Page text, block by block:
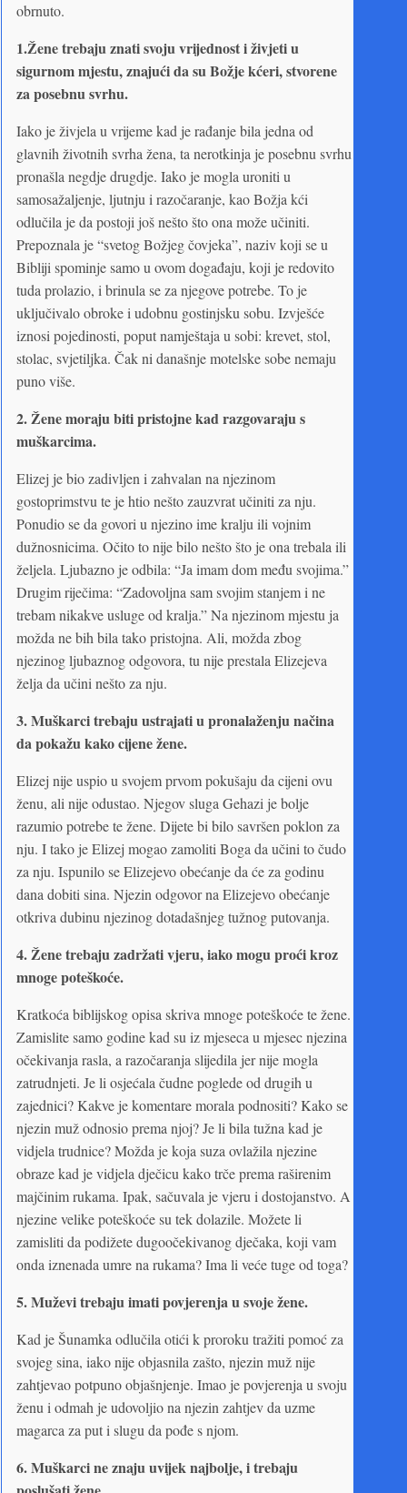
obrnuto.
1.Žene trebaju znati svoju vrijednost i živjeti u
sigurnom mjestu, znajući da su Božje kćeri, stvorene
za posebnu svrhu.
Iako je živjela u vrijeme kad je rađanje bila jedna od
glavnih životnih svrha žena, ta nerotkinja je posebnu svrhu
pronašla negdje drugdje. Iako je mogla uroniti u
samosažaljenje, ljutnju i razočaranje, kao Božja kći
odlučila je da postoji još nešto što ona može učiniti.
Prepoznala je “svetog Božjeg čovjeka”, naziv koji se u
Bibliji spominje samo u ovom događaju, koji je redovito
tuda prolazio, i brinula se za njegove potrebe. To je
uključivalo obroke i udobnu gostinjsku sobu. Izvješće
iznosi pojedinosti, poput namještaja u sobi: krevet, stol,
stolac, svjetiljka. Čak ni današnje motelske sobe nemaju
puno više.
2.Žene moraju biti pristojne kad razgovaraju s
muškarcima.
Elizej je bio zadivljen i zahvalan na njezinom
gostoprimstvu te je htio nešto zauzvrat učiniti za nju.
Ponudio se da govori u njezino ime kralju ili vojnim
dužnosnicima. Očito to nije bilo nešto što je ona trebala ili
željela. Ljubazno je odbila: “Ja imam dom među svojima.”
Drugim riječima: “Zadovoljna sam svojim stanjem i ne
trebam nikakve usluge od kralja.” Na njezinom mjestu ja
možda ne bih bila tako pristojna. Ali, možda zbog
njezinog ljubaznog odgovora, tu nije prestala Elizejeva
želja da učini nešto za nju.
3. Muškarci trebaju ustrajati u pronalaženju načina
da pokažu kako cijene žene.
Elizej nije uspio u svojem prvom pokušaju da cijeni ovu
ženu, ali nije odustao. Njegov sluga Gehazi je bolje
razumio potrebe te žene. Dijete bi bilo savršen poklon za
nju. I tako je Elizej mogao zamoliti Boga da učini to čudo
za nju. Ispunilo se Elizejevo obećanje da će za godinu
dana dobiti sina. Njezin odgovor na Elizejevo obećanje
otkriva dubinu njezinog dotadašnjeg tužnog putovanja.
4.Žene trebaju zadržati vjeru, iako mogu proći kroz
mnoge poteškoće.
Kratkoća biblijskog opisa skriva mnoge poteškoće te žene.
Zamislite samo godine kad su iz mjeseca u mjesec njezina
očekivanja rasla, a razočaranja slijedila jer nije mogla
zatrudnjeti. Je li osjećala čudne poglede od drugih u
zajednici? Kakve je komentare morala podnositi? Kako se
njezin muž odnosio prema njoj? Je li bila tužna kad je
vidjela trudnice? Možda je koja suza ovlažila njezine
obraze kad je vidjela dječicu kako trče prema raširenim
majčinim rukama. Ipak, sačuvala je vjeru i dostojanstvo. A
njezine velike poteškoće su tek dolazile. Možete li
zamisliti da podižete dugoočekivanog dječaka, koji vam
onda iznenada umre na rukama? Ima li veće tuge od toga?
5.Muževi trebaju imati povjerenja u svoje žene.
Kad je Šunamka odlučila otići k proroku tražiti pomoć za
svojeg sina, iako nije objasnila zašto, njezin muž nije
zahtjevao potpuno objašnjenje. Imao je povjerenja u svoju
ženu i odmah je udovoljio na njezin zahtjev da uzme
magarca za put i slugu da pođe s njom.
6. Muškarci ne znaju uvijek najbolje, i trebaju